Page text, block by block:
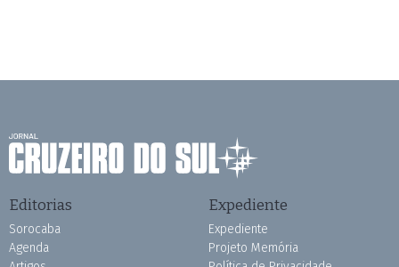
Editorias
Sorocaba
Agenda
Expediente
Expediente
Projeto Memória